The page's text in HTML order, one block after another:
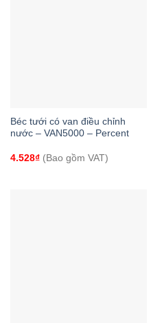
Béc tưới có van điều chỉnh
nước – VAN5000 – Percent
4.528₫(Bao gồm VAT)